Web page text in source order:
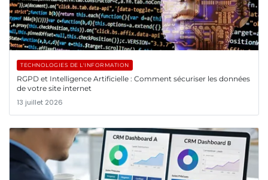
TECHNOLOGIES DE L'INFORMATION
RGPD et Intelligence Artificielle : Comment sécuriser les données
de votre site internet
13 juillet 2026